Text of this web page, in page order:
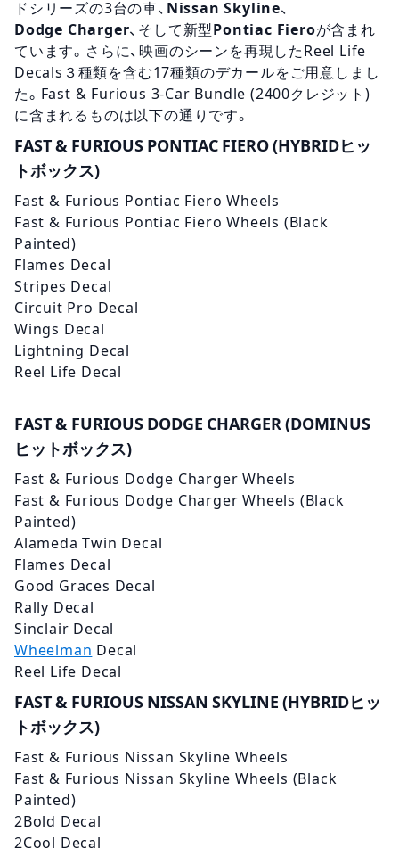
ド シリーズの3台の車、 Nissan Skyline、
Dodge Charger、そして新型 Pontiac Fieroが含まれ
ています。さらに、映画のシーンを再現したReel Life
Decals３種類を含む17種類のデカールをご用意しまし
た。Fast & Furious 3-Car Bundle (2400クレジット)
に含まれるものは以下の通りです。
FAST & FURIOUS PONTIAC FIERO (HYBRIDヒッ
トボックス)
Fast & Furious Pontiac Fiero Wheels
Fast & Furious Pontiac Fiero Wheels (Black
Painted)
Flames Decal
Stripes Decal
Circuit Pro Decal
Wings Decal
Lightning Decal
Reel Life Decal
FAST & FURIOUS DODGE CHARGER (DOMINUS
ヒットボックス)
Fast & Furious Dodge Charger Wheels
Fast & Furious
Dodge Charger Wheels (Black
Painted)
Alameda Twin Decal
Flames Decal
Good Graces Decal
Rally Decal
Sinclair Decal
Wheelman Decal
Reel Life Decal
FAST & FURIOUS NISSAN SKYLINE (HYBRIDヒッ
トボックス)
Fast & Furious Nissan Skyline Wheels
Fast & Furious Nissan Skyline Wheels (Black
Painted)
2Bold Decal
2Cool Decal